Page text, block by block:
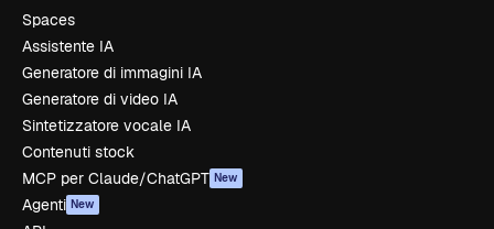
Spaces
Assistente IA
Generatore di immagini IA
Generatore di video IA
Sintetizzatore vocale IA
Contenuti stock
MCP per Claude/ChatGPT New
Agenti New